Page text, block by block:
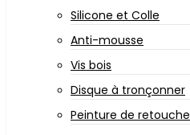
Silicone et Colle
Anti-mousse
Vis bois
Disque à tronçonner
Peinture de retouche